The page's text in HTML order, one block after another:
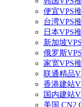
便宜VPS
台湾VPS
日本VPS
新加坡
俄罗斯
家宽VPS
联通精品
香港建站
国内建站
美国 CN2